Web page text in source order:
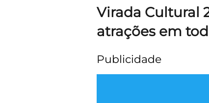
Virada Cultural
atrações em
Publicidade